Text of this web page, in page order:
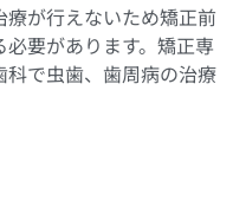
が行えないため矯正前
要があります。矯正専
で虫歯、歯周病の治療